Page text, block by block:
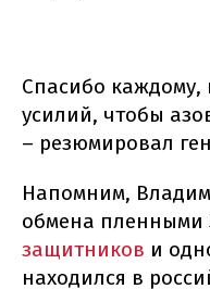
Спасибо каждому,
усилий, чтобы
– резюмировал
Напомним,
обмена пленными
защитников и
находился в